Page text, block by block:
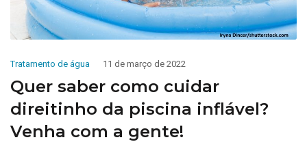
Tratamento de água 11 de março de 2022
Quer saber como cuidar
direitinho da piscina inflável?
Venha com a gente!